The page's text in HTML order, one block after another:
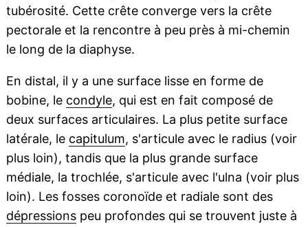
tubérosité. Cette crête converge vers la crête
pectorale et la rencontre à peu près à mi-chemin
le long de la diaphyse.
En distal, il y a une surface lisse en forme de
bobine, le condyle, qui est en fait composé de
deux surfaces articulaires. La plus petite surface
latérale, le capitulum, s'articule avec le radius (voir
plus loin), tandis que la plus grande surface
médiale, la trochlée, s'articule avec l'ulna (voir plus
loin). Les fosses coronoïde et radiale sont des
dépressionspeu profondes qui se trouvent juste à